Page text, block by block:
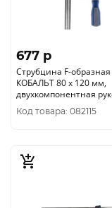
677 p
Струбцина F-образная
КОБАЛЬТ 80 х 120 мм,
двухкомпонентная
244-544
Код товара: 082115